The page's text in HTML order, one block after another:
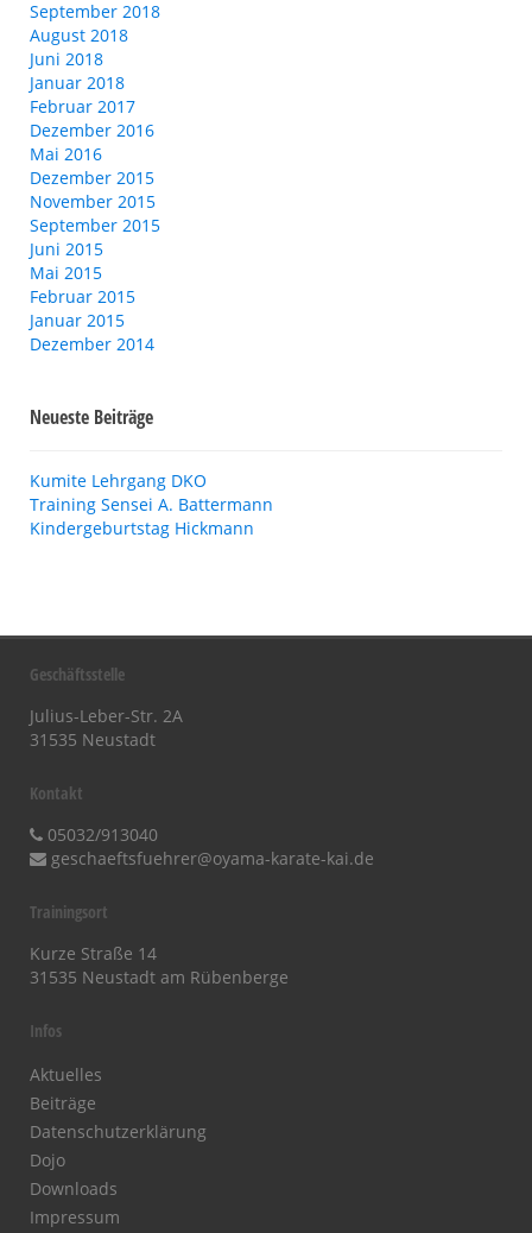
September 2018
August 2018
Juni 2018
Januar 2018
Februar 2017
Dezember 2016
Mai 2016
Dezember 2015
November 2015
September 2015
Juni 2015
Mai 2015
Februar 2015
Januar 2015
Dezember 2014
Neueste Beiträge
Kumite Lehrgang DKO
Training Sensei A. Battermann
Kindergeburtstag Hickmann
Geschäftsstelle
Julius-Leber-Str. 2A
31535 Neustadt
Kontakt
05032/913040
geschaeftsfuehrer@oyama-karate-kai.de
Trainingsort
Kurze Straße 14
31535 Neustadt am Rübenberge
Infos
Aktuelles
Beiträge
Datenschutzerklärung
Dojo
Downloads
Impressum